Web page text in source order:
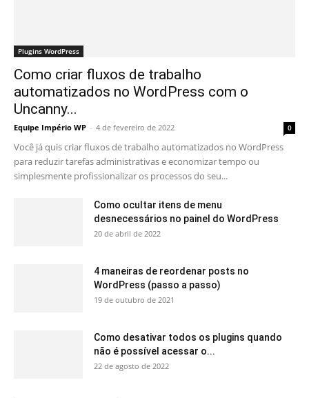
Plugins WordPress
Como criar fluxos de trabalho
automatizados no WordPress com o
Uncanny...
Equipe Império WP - 4 de fevereiro de 2022 0
Você já quis criar fluxos de trabalho automatizados no WordPress
para reduzir tarefas administrativas e economizar tempo ou
simplesmente profissionalizar os processos do seu...
Como ocultar itens de menu
desnecessários no painel do WordPress
20 de abril de 2022
4 maneiras de reordenar posts no
WordPress (passo a passo)
19 de outubro de 2021
Como desativar todos os plugins quando
não é possível acessar o...
22 de agosto de 2022